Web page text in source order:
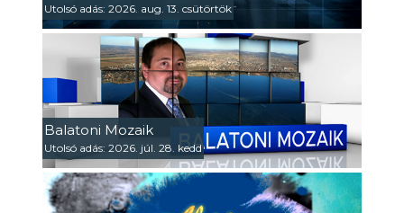
Utolsó adás: 2026. aug. 13. csütörtök
Balatoni Mozaik
Utolsó adás: 2026. júl. 28. kedd